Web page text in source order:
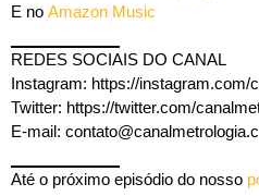
E no Amazon Music
REDES SOCIAIS DO CANAL
Instagram: https://instagram.com/
Twitter: https://twitter.com/
E-mail:
Até o próximo episódio do nosso